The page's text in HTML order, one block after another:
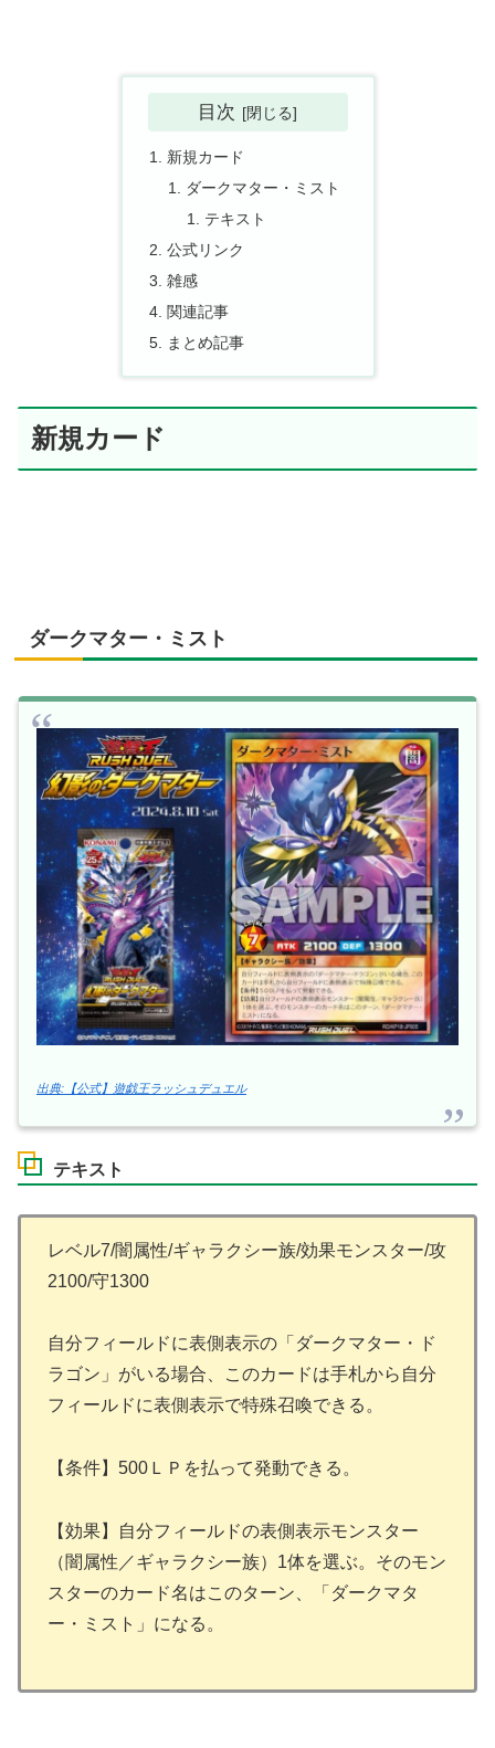
目次
新規カード
ダークマター・ミスト
テキスト
公式リンク
雑感
関連記事
まとめ記事
新規カード
ダークマター・ミスト
出典:【公式】遊戯王ラッシュデュエル
テキスト
レベル7/闇属性/ギャラクシー族/効果モンスター/攻
2100/守1300
自分フィールドに表側表示の「ダークマター・ド
ラゴン」がいる場合、このカードは手札から自分
フィールドに表側表示で特殊召喚できる。
【条件】500ＬＰを払って発動できる。
【効果】自分フィールドの表側表示モンスター
（闇属性／ギャラクシー族）1体を選ぶ。そのモン
スターのカード名はこのターン、「ダークマタ
ー・ミスト」になる。